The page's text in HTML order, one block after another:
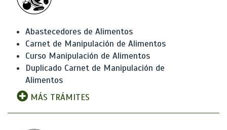
Abastecedores de Alimentos
Carnet de Manipulación de Alimentos
Curso Manipulación de Alimentos
Duplicado Carnet de Manipulación de
Alimentos
MÁS TRÁMITES